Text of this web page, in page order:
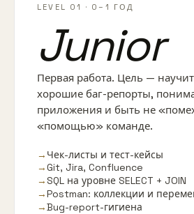
LEVEL 01 · 0–1 ГОД
Junior
Первая работа. Цель —
хорошие баг-репорты,
приложения и быть не
«помощью» команде.
→ Чек-листы и тест-кейсы
→Git, Jira, Confluence
→ SQL на уровне SELECT + JOIN
→Postman: коллекции и
→Bug-report-гигиена